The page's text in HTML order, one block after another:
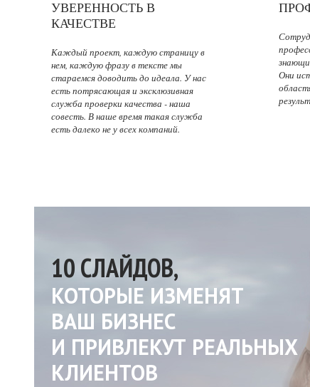
УВЕРЕННОСТЬ В
КАЧЕСТВЕ
Каждый проект, каждую страницу в
нем, каждую фразу в тексте мы
стараемся доводить до идеала. У нас
есть потрясающая и эксклюзивная
служба проверки качества - наша
совесть. В наше время такая служба
есть далеко не у всех компаний.
Они
10 СЛАЙДОВ,
КОТОРЫЕ ИЗМЕНЯТ
ВАШ БИЗНЕС
И ПРИВЛЕКУТ РЕАЛЬНЫХ
КЛИЕНТОВ